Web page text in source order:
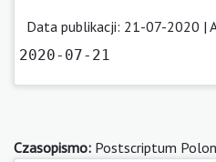
Data publikacji: 21-07-2020 |
2020-07-21
Czasopismo: Postscriptum